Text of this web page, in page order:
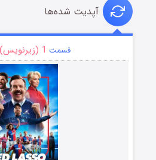
آپدیت شده‌ها
قسمت 1 (زیرنویس)